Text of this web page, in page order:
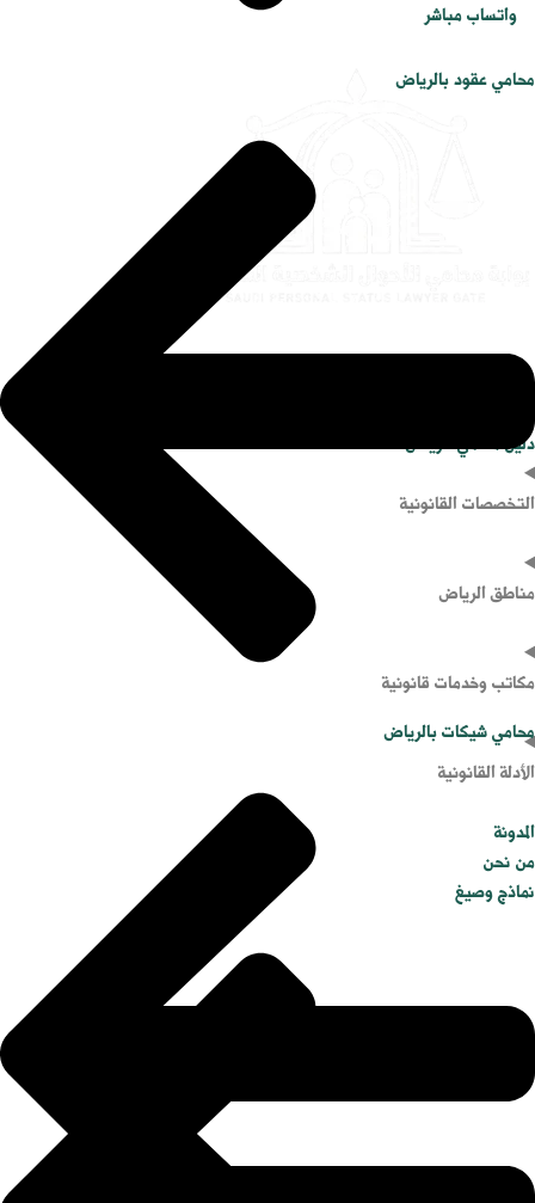
محامي عقود بالرياض
محامي شيكات بالرياض
واتساب مباشر
دليل محامي الرياض
التخصصات القانونية
مناطق الرياض
مكاتب وخدمات قانونية
الأدلة القانونية
المدونة
من نحن
نماذج وصيغ